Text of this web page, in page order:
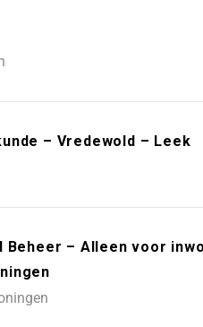
– Vredewold – Leek
– Alleen voor